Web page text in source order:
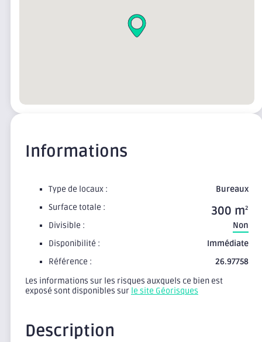
Informations
Type de locaux :
Bureaux
Surface totale :
300 m2
Divisible :
Non
Disponibilité :
Immédiate
Référence :
26.97758
Les informations sur les risques auxquels ce bien est
exposé sont disponibles sur le site Géorisques
Description